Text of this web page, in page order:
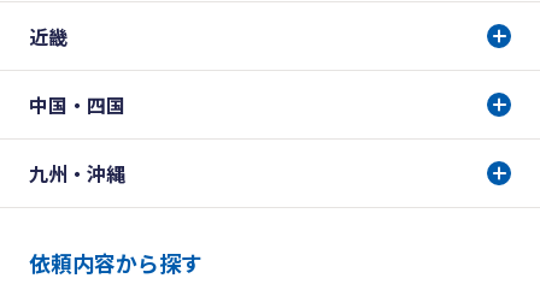
近畿
中国・四国
九州・沖縄
依頼内容から探す